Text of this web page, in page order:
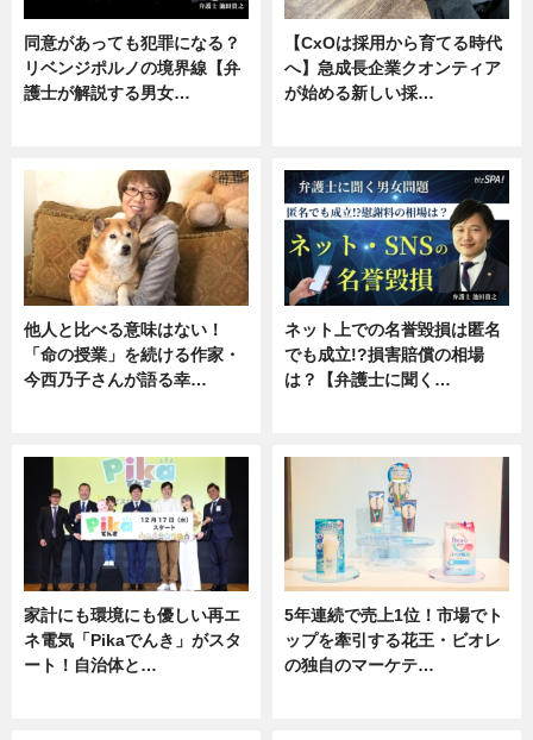
同意があっても犯罪になる？
リベンジポルノの境界線【弁
護士が解説する男女…
【CxOは採用から育てる時代
へ】急成長企業クオンティア
が始める新しい採…
他人と比べる意味はない！
「命の授業」を続ける作家・
今西乃子さんが語る幸…
ネット上での名誉毀損は匿名
でも成立!?損害賠償の相場
は？【弁護士に聞く…
家計にも環境にも優しい再エ
ネ電気「Pikaでんき」がスタ
ート！自治体と…
5年連続で売上1位！市場でト
ップを牽引する花王・ビオレ
の独自のマーケテ…